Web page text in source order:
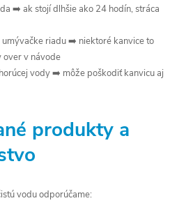
➡️ ak stojí dlhšie ako 24 hodín, stráca
umývačke riadu ➡️ niektoré kanvice to
over v návode
vody ➡️ môže poškodiť kanvicu aj
produkty a
vodu odporúčame: